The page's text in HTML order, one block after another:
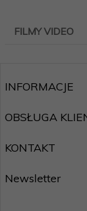
FILMY VIDEO
INFORMACJE
OBSŁUGA
KONTAKT
Newsletter